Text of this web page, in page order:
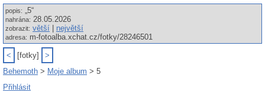
popis: „5“
nahrána: 28.05.2026
zobrazit: větší největší
adresa: m-fotoalba.xchat.cz/fotky/28246501
< [fotky]
>
Behemoth > Moje album > 5
Přihlásit